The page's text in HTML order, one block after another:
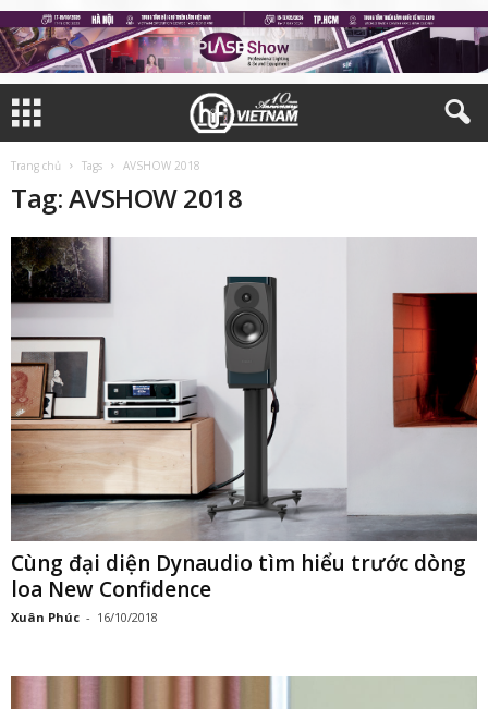
Trang chủ Tags AVSHOW 2018
Tag: AVSHOW 2018
Cùng đại diện Dynaudio tìm hiểu trước dòng
loa New Confidence
Xuân Phúc - 16/10/2018